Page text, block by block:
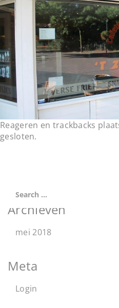
Reageren en trackbacks
gesloten.
Archieven
mei 2018
Meta
Login